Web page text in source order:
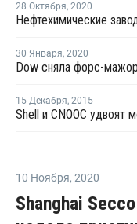
28 Октября, 2020
30 Января, 2020
15 Декабря, 2015
10 Ноября, 2020
Shanghai